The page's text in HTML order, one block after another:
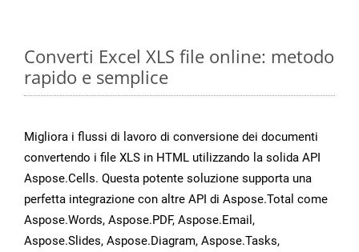
Converti Excel XLS file online: metodo
rapido e semplice
Migliora i flussi di lavoro di conversione dei documenti
convertendo i file XLS in HTML utilizzando la solida API
Aspose.Cells. Questa potente soluzione supporta una
perfetta integrazione con altre API di Aspose.Total come
Aspose.Words, Aspose.PDF, Aspose.Email,
Aspose.Slides, Aspose.Diagram, Aspose.Tasks,